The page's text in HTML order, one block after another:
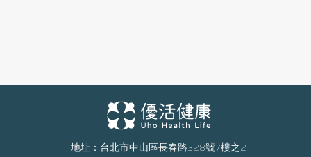
求總公司提出改善計畫針對各連鎖分店之原料來源、製造、貯存、
供膳等衛生管理嚴加規範，以防止可能的危害再度發生。衛生局表
示，冰品冷飲業者應落實衛生自主管理，每日就員工個人衛生、產
地址：台北市中山區長春路328號7樓之2